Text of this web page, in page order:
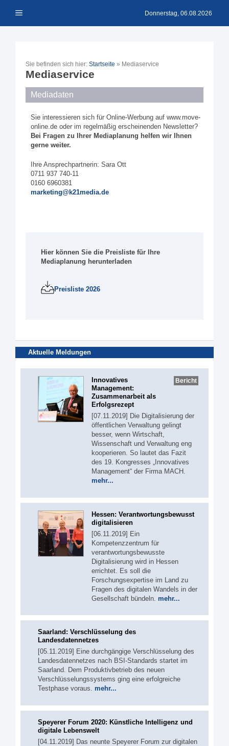
Inhalt Menü Donnerstag, 06.08.2026
Sie befinden sich hier: Startseite » Mediaservice
Mediaservice
Mediadaten
Sie interessieren sich für Online-Werbung auf www.move-
online.de oder im regelmäßig erscheinenden Newsletter?
Bei Fragen zu Ihrer Mediaplanung helfen wir Ihnen
gerne weiter.
Ihre Ansprechpartnerin: Sara Ott
0711 937 740-11
0160 6960381
marketing@k21media.de
Hier können Sie die Preisliste für Ihre
Mediaplanung herunterladen
Preisliste 2026
Aktuelle Meldungen
Bericht
Innovatives
Management:
Zusammenarbeit als
Erfolgsrezept
[07.11.2019] Die Digitalisierung der
öffentlichen Verwaltung gelingt
besser, wenn Wirtschaft,
Wissenschaft und Verwaltung eng
kooperieren. So lautet das Fazit
des 19. Kongresses „Innovatives
Management“ der Firma MACH.
mehr...
Hessen: Verantwortungsbewusst
digitalisieren
[06.11.2019] Ein
Kompetenzzentrum für
verantwortungsbewusste
Digitalisierung wird in Hessen
errichtet. Es soll die
Forschungsexpertise im Land zu
Fragen des digitalen Wandels in der
Gesellschaft bündeln. mehr...
Saarland: Verschlüsselung des
Landesdatennetzes
[05.11.2019] Eine durchgängige Verschlüsselung des
Landesdatennetzes nach BSI-Standards startet im
Saarland. Dem Produktivbetrieb des neuen
Verschlüsselungssystems ging eine erfolgreiche
Testphase voraus. mehr...
Speyerer Forum 2020: Künstliche Intelligenz und
digitale Lebenswelt
[04.11.2019] Das neunte Speyerer Forum zur digitalen